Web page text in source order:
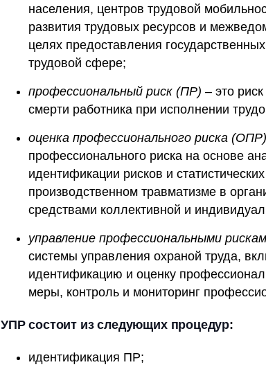
населения, центров трудовой
развития трудовых ресурсов и
целях предоставления
трудовой сфере;
профессиональный риск (ПР) – это
смерти работника при исполнении
оценка профессионального риска (ОПР)
профессионального риска на основе
идентификации рисков и
производственном травматизме в
средствами коллективной и
управление профессиональными
системы управления охраной труда,
идентификацию и оценку
меры, контроль и мониторинг
УПР состоит из следующих процедур:
идентификация ПР;